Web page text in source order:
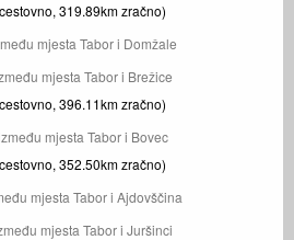
319.89km zračno)
mjesta Tabor i Domžale
mjesta Tabor i Brežice
396.11km zračno)
mjesta Tabor i Bovec
352.50km zračno)
mjesta Tabor i Ajdovščina
mjesta Tabor i Juršinci